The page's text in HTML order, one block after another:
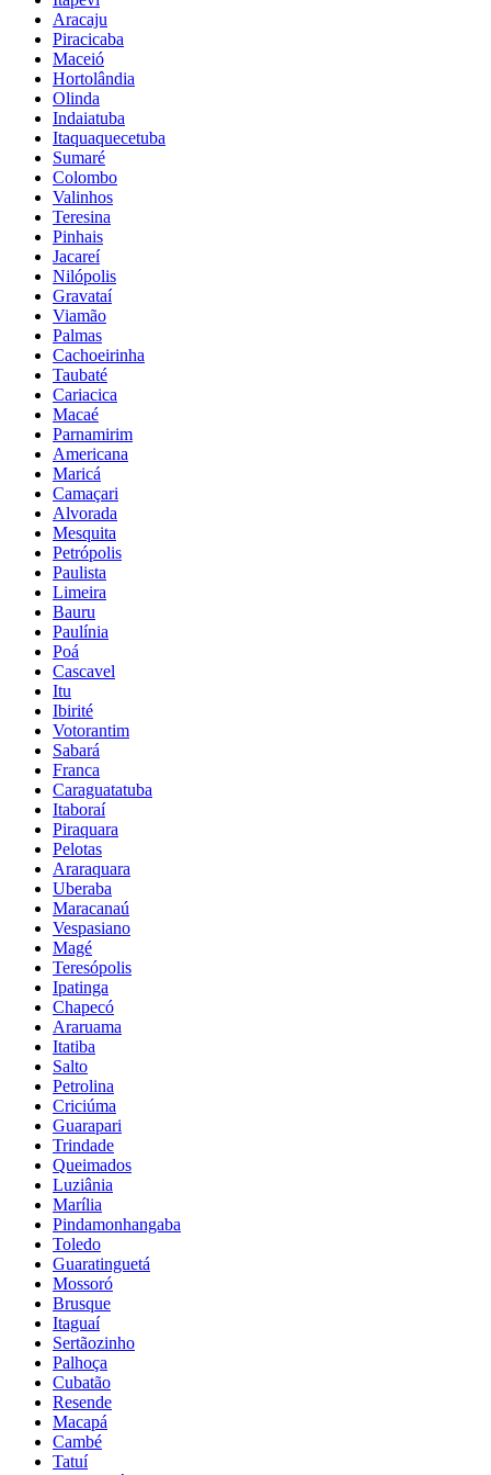
Aracaju
Piracicaba
Maceió
Hortolândia
Olinda
Indaiatuba
Itaquaquecetuba
Sumaré
Colombo
Valinhos
Teresina
Pinhais
Jacareí
Nilópolis
Gravataí
Viamão
Palmas
Cachoeirinha
Taubaté
Cariacica
Macaé
Parnamirim
Americana
Maricá
Camaçari
Alvorada
Mesquita
Petrópolis
Paulista
Limeira
Bauru
Paulínia
Poá
Cascavel
Itu
Ibirité
Votorantim
Sabará
Franca
Caraguatatuba
Itaboraí
Piraquara
Pelotas
Araraquara
Uberaba
Maracanaú
Vespasiano
Magé
Teresópolis
Ipatinga
Chapecó
Araruama
Itatiba
Salto
Petrolina
Criciúma
Guarapari
Trindade
Queimados
Luziânia
Marília
Pindamonhangaba
Toledo
Guaratinguetá
Mossoró
Brusque
Itaguaí
Sertãozinho
Palhoça
Cubatão
Resende
Macapá
Cambé
Tatuí